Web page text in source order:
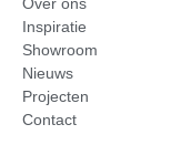
Inspiratie
Showroom
Nieuws
Projecten
Contact